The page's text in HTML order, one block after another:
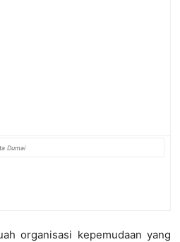
Dumai
organisasi kepemudaan yang